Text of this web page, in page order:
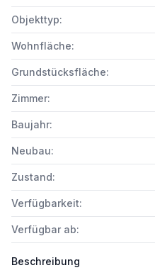
Objekttyp:
Wohnfläche:
Grundstücksfläche:
Zimmer:
Baujahr:
Neubau:
Zustand:
Verfügbarkeit:
Verfügbar ab:
Beschreibung